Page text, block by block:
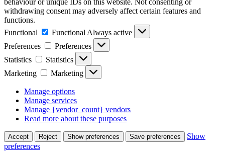
behaviour or unique IDs on this website. Not consenting or
withdrawing consent may adversely affect certain features and
functions.
Functional
Functional Always active
Preferences
Preferences
Statistics
Statistics
Marketing
Marketing
Manage options
Manage services
Manage {vendor_count} vendors
Read more about these purposes
Accept Reject Show preferences Save preferences
Show
preferences